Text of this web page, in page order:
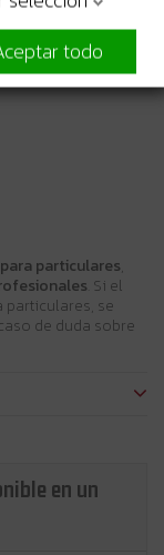
el control
seguridad, pero
particulares,
. Si el
se
de duda sobre
en un
todo